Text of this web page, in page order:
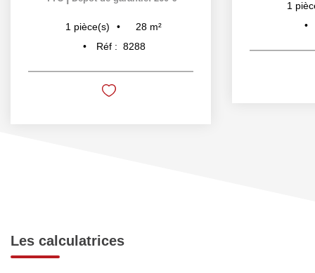
1 pièce(s) 28 m²
Réf : 8288
1
Les calculatrices